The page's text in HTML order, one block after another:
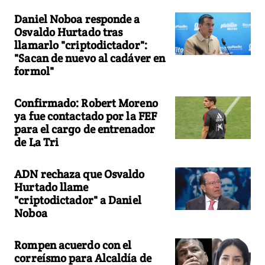
Daniel Noboa responde a
Osvaldo Hurtado tras
llamarlo "criptodictador":
"Sacan de nuevo al cadáver en
formol"
Confirmado: Robert Moreno
ya fue contactado por la FEF
para el cargo de entrenador
de La Tri
ADN rechaza que Osvaldo
Hurtado llame
"criptodictador" a Daniel
Noboa
Rompen acuerdo con el
correísmo para Alcaldía de